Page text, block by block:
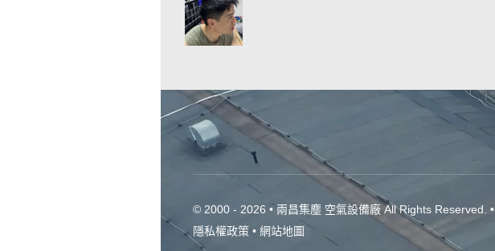
© 2000 - 2026 • 兩昌集塵 空氣設備廠 All Rights Reserved. •
隱私權政策 • 網站地圖